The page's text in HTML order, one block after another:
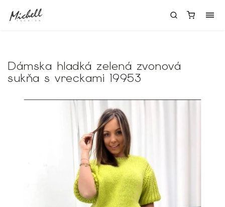
Dámska hladká zelená zvonová
sukňa s vreckami 19953